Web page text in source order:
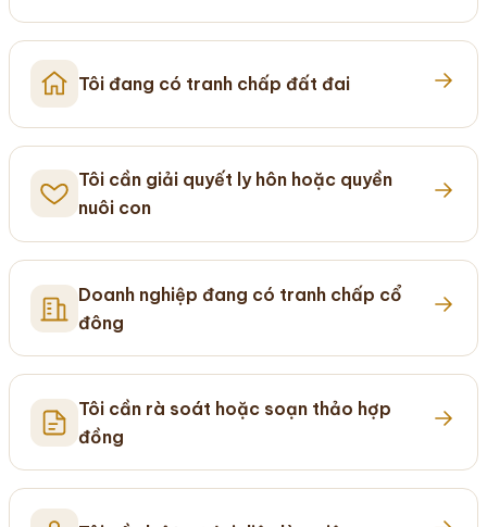
Tôi đang có tranh chấp đất đai
Tôi cần giải quyết ly hôn hoặc quyền
nuôi con
Doanh nghiệp đang có tranh chấp cổ
đông
Tôi cần rà soát hoặc soạn thảo hợp
đồng